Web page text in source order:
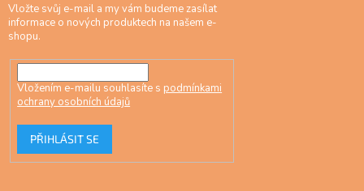
Vložte svůj e-mail a my vám budeme zasílat
informace o nových produktech na našem e-
shopu.
Vložením e-mailu souhlasíte s podmínkami
ochrany osobních údajů
PŘIHLÁSIT SE